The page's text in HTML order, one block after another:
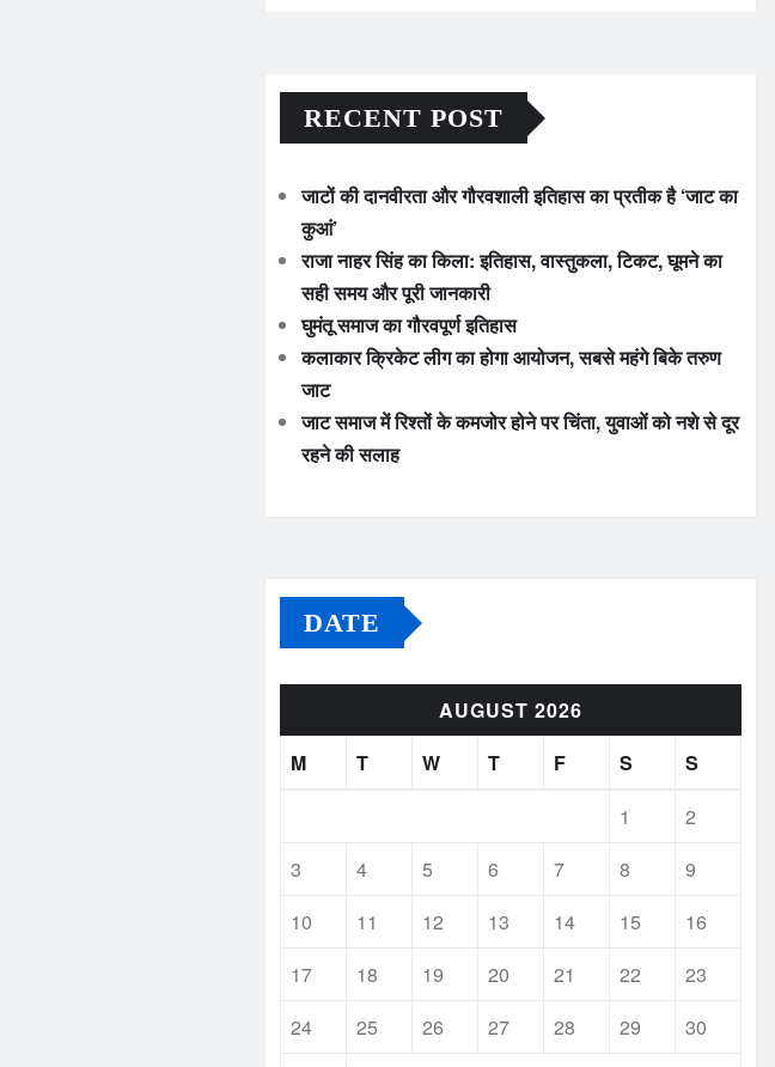
RECENT POST
जाटों की दानवीरता और गौरवशाली इतिहास का प्रतीक है ‘जाट का
कुआं’
राजा नाहर सिंह का किला: इतिहास, वास्तुकला, टिकट, घूमने का
सही समय और पूरी जानकारी
घुमंतू समाज का गौरवपूर्ण इतिहास
कलाकार क्रिकेट लीग का होगा आयोजन, सबसे महंगे बिके तरुण
जाट
जाट समाज में रिश्तों के कमजोर होने पर चिंता, युवाओं को नशे से दूर
रहने की सलाह
DATE
AUGUST 2026
M
T W T F S
S
1
2
3
4 5 6 7 8
9
10
11 12 13 14 15
16
17
18 19 20 21 22
23
24
25 26 27 28 29
30